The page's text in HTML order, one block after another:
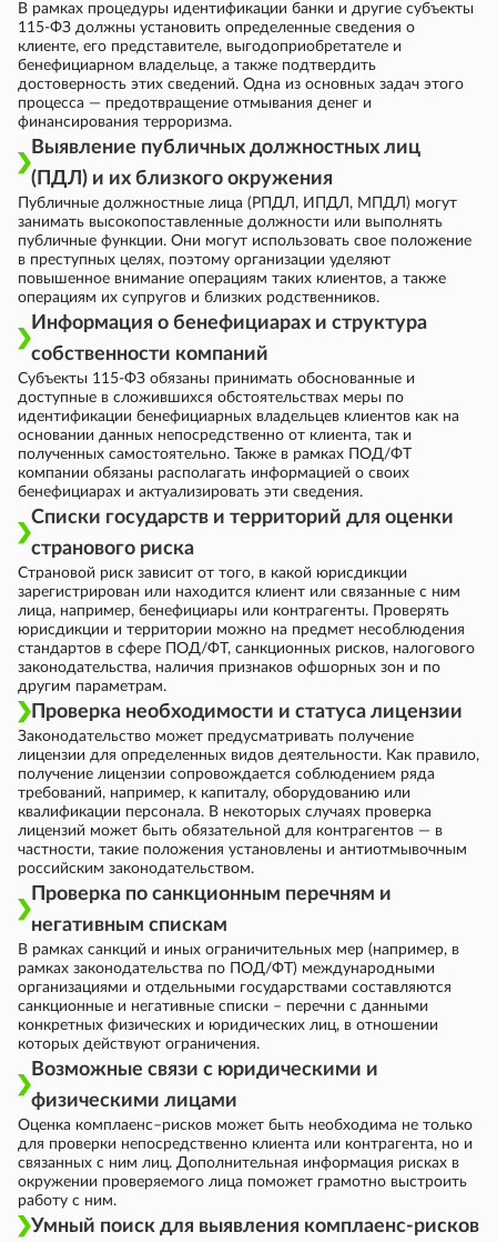
В рамках процедуры идентификации банки и другие субъекты
115-ФЗ должны установить определенные сведения о
клиенте, его представителе, выгодоприобретателе и
бенефициарном владельце, а также подтвердить
достоверность этих сведений. Одна из основных задач этого
процесса — предотвращение отмывания денег и
финансирования терроризма.
Выявление публичных должностных лиц
(ПДЛ) и их близкого окружения
Публичные должностные лица (РПДЛ, ИПДЛ, МПДЛ) могут
занимать высокопоставленные должности или выполнять
публичные функции. Они могут использовать свое положение
в преступных целях, поэтому организации уделяют
повышенное внимание операциям таких клиентов, а также
операциям их супругов и близких родственников.
Информация о бенефициарах и структура
собственности компаний
Субъекты 115-ФЗ обязаны принимать обоснованные и
доступные в сложившихся обстоятельствах меры по
идентификации бенефициарных владельцев клиентов как на
основании данных непосредственно от клиента, так и
полученных самостоятельно. Также в рамках ПОД/ФТ
компании обязаны располагать информацией о своих
бенефициарах и актуализировать эти сведения.
Списки государств и территорий для оценки
странового риска
Страновой риск зависит от того, в какой юрисдикции
зарегистрирован или находится клиент или связанные с ним
лица, например, бенефициары или контрагенты. Проверять
юрисдикции и территории можно на предмет несоблюдения
стандартов в сфере ПОД/ФТ, санкционных рисков, налогового
законодательства, наличия признаков офшорных зон и по
другим параметрам.
Проверка необходимости и статуса лицензии
Законодательство может предусматривать получение
лицензии для определенных видов деятельности. Как правило,
получение лицензии сопровождается соблюдением ряда
требований, например, к капиталу, оборудованию или
квалификации персонала. В некоторых случаях проверка
лицензий может быть обязательной для контрагентов — в
частности, такие положения установлены и антиотмывочным
российским законодательством.
Проверка по санкционным перечням и
негативным спискам
В рамках санкций и иных ограничительных мер (например, в
рамках законодательства по ПОД/ФТ) международными
организациями и отдельными государствами составляются
санкционные и негативные списки – перечни с данными
конкретных физических и юридических лиц, в отношении
которых действуют ограничения.
Возможные связи с юридическими и
физическими лицами
Оценка комплаенс–рисков может быть необходима не только
для проверки непосредственно клиента или контрагента, но и
связанных с ним лиц. Дополнительная информация рисках в
окружении проверяемого лица поможет грамотно выстроить
работу с ним.
Умный поиск для выявления комплаенс-рисков